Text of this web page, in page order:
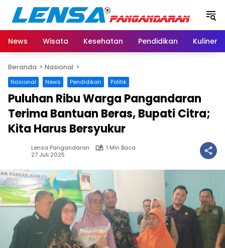
Langsung
konten
News
Wisata Kesehatan Pendidikan Kuliner
Beranda Nasional
Nasional News Pendidikan Politik
Puluhan Ribu Warga Pangandaran
Terima Bantuan Beras, Bupati Citra;
Kita Harus Bersyukur
Lensa Pangandaran
1 Min Baca
27 Juli 2025